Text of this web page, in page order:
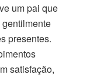
um pai que
presentes.
satisfação,